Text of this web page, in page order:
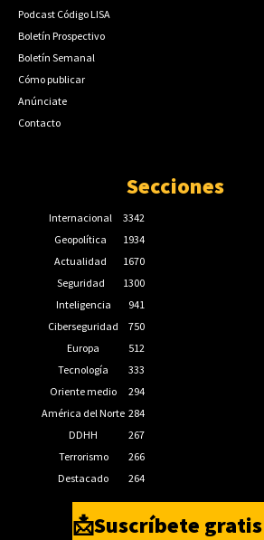
Podcast Código LISA
Boletín Prospectivo
Boletín Semanal
Cómo publicar
Anúnciate
Contacto
Secciones
Internacional
3342
Geopolítica
1934
Actualidad
1670
Seguridad
1300
Inteligencia
941
Ciberseguridad
750
Europa
512
Tecnología
333
Oriente medio
294
América del Norte 284
DDHH
267
Terrorismo
266
Destacado
264
📩Suscríbete gratis